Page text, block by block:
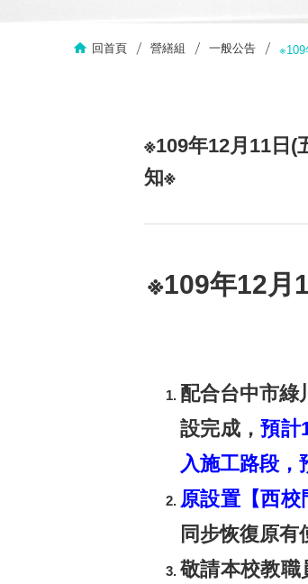
回首頁 營繕組 一般公告 ※109
※109年12月11日(
知※
※109年12月
配合台中市綠
設完成，預計
入施工路段，
原設置【西校
同步恢復原有
敬請本校教職